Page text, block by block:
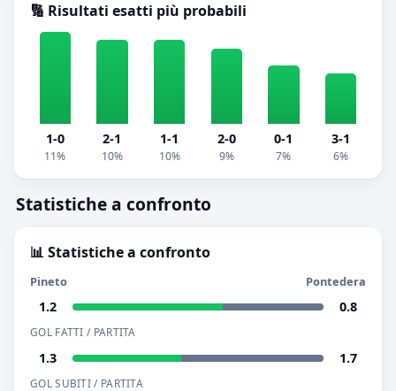
🔢 Risultati esatti più probabili
1-0
11%
2-1
10%
1-1
10%
2-0
9%
0-1
7%
3-1
6%
Statistiche a confronto
📊 Statistiche a confronto
Pineto Pontedera
1.2 0.8
GOL FATTI / PARTITA
1.3 1.7
GOL SUBITI / PARTITA